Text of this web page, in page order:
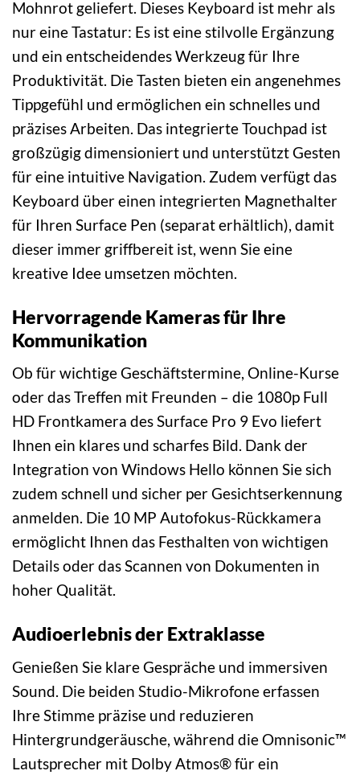
Mohnrot geliefert. Dieses Keyboard ist mehr als
nur eine Tastatur: Es ist eine stilvolle Ergänzung
und ein entscheidendes Werkzeug für Ihre
Produktivität. Die Tasten bieten ein angenehmes
Tippgefühl und ermöglichen ein schnelles und
präzises Arbeiten. Das integrierte Touchpad ist
großzügig dimensioniert und unterstützt Gesten
für eine intuitive Navigation. Zudem verfügt das
Keyboard über einen integrierten Magnethalter
für Ihren Surface Pen (separat erhältlich), damit
dieser immer griffbereit ist, wenn Sie eine
kreative Idee umsetzen möchten.
Hervorragende Kameras für Ihre
Kommunikation
Ob für wichtige Geschäftstermine, Online-Kurse
oder das Treffen mit Freunden – die 1080p Full
HD Frontkamera des Surface Pro 9 Evo liefert
Ihnen ein klares und scharfes Bild. Dank der
Integration von Windows Hello können Sie sich
zudem schnell und sicher per Gesichtserkennung
anmelden. Die 10 MP Autofokus-Rückkamera
ermöglicht Ihnen das Festhalten von wichtigen
Details oder das Scannen von Dokumenten in
hoher Qualität.
Audioerlebnis der Extraklasse
Genießen Sie klare Gespräche und immersiven
Sound. Die beiden Studio-Mikrofone erfassen
Ihre Stimme präzise und reduzieren
Hintergrundgeräusche, während die Omnisonic™
Lautsprecher mit Dolby Atmos® für ein